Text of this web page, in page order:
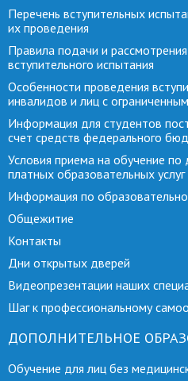
Перечень вступительных
их проведения
Правила подачи и
вступительного испытания
Особенности проведения
инвалидов и лиц с
Информация для студентов
счет средств федерального
Условия приема на обучение
платных образовательных услуг
Информация по
Общежитие
Контакты
Дни открытых дверей
Видеопрезентации наших
Шаг к профессиональному
ДОПОЛНИТЕЛЬНОЕ
Обучение для лиц без